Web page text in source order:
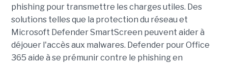
phishing pour transmettre les charges utiles. Des
solutions telles que la protection du réseau et
Microsoft Defender SmartScreen peuvent aider à
déjouer l'accès aux malwares. Defender pour Office
365 aide à se prémunir contre le phishing en